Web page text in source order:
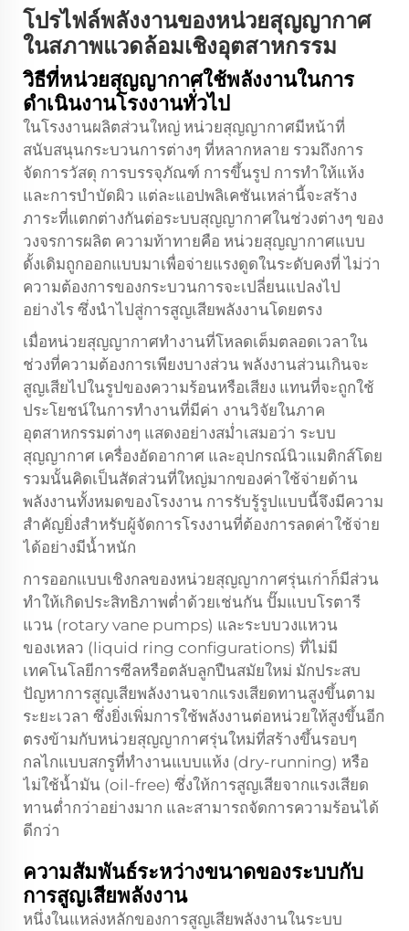
โปรไฟล์พลังงานของหน่วยสุญญากาศ
ในสภาพแวดล้อมเชิงอุตสาหกรรม
วิธีที่หน่วยสุญญากาศใช้พลังงานในการ
ดำเนินงานโรงงานทั่วไป
ในโรงงานผลิตส่วนใหญ่ หน่วยสุญญากาศมีหน้าที่
สนับสนุนกระบวนการต่างๆ ที่หลากหลาย รวมถึงการ
จัดการวัสดุ การบรรจุภัณฑ์ การขึ้นรูป การทำให้แห้ง
และการบำบัดผิว แต่ละแอปพลิเคชันเหล่านี้จะสร้าง
ภาระที่แตกต่างกันต่อระบบสุญญากาศในช่วงต่างๆ ของ
วงจรการผลิต ความท้าทายคือ หน่วยสุญญากาศแบบ
ดั้งเดิมถูกออกแบบมาเพื่อจ่ายแรงดูดในระดับคงที่ ไม่ว่า
ความต้องการของกระบวนการจะเปลี่ยนแปลงไป
อย่างไร ซึ่งนำไปสู่การสูญเสียพลังงานโดยตรง
เมื่อหน่วยสุญญากาศทำงานที่โหลดเต็มตลอดเวลาใน
ช่วงที่ความต้องการเพียงบางส่วน พลังงานส่วนเกินจะ
สูญเสียไปในรูปของความร้อนหรือเสียง แทนที่จะถูกใช้
ประโยชน์ในการทำงานที่มีค่า งานวิจัยในภาค
อุตสาหกรรมต่างๆ แสดงอย่างสม่ำเสมอว่า ระบบ
สุญญากาศ เครื่องอัดอากาศ และอุปกรณ์นิวแมติกส์โดย
รวมนั้นคิดเป็นสัดส่วนที่ใหญ่มากของค่าใช้จ่ายด้าน
พลังงานทั้งหมดของโรงงาน การรับรู้รูปแบบนี้จึงมีความ
สำคัญยิ่งสำหรับผู้จัดการโรงงานที่ต้องการลดค่าใช้จ่าย
ได้อย่างมีน้ำหนัก
การออกแบบเชิงกลของหน่วยสุญญากาศรุ่นเก่าก็มีส่วน
ทำให้เกิดประสิทธิภาพต่ำด้วยเช่นกัน ปั๊มแบบโรตารี
แวน (rotary vane pumps) และระบบวงแหวน
ของเหลว (liquid ring configurations) ที่ไม่มี
เทคโนโลยีการซีลหรือตลับลูกปืนสมัยใหม่ มักประสบ
ปัญหาการสูญเสียพลังงานจากแรงเสียดทานสูงขึ้นตาม
ระยะเวลา ซึ่งยิ่งเพิ่มการใช้พลังงานต่อหน่วยให้สูงขึ้นอีก
ตรงข้ามกับหน่วยสุญญากาศรุ่นใหม่ที่สร้างขึ้นรอบๆ
กลไกแบบสกรูที่ทำงานแบบแห้ง (dry-running) หรือ
ไม่ใช้น้ำมัน (oil-free) ซึ่งให้การสูญเสียจากแรงเสียด
ทานต่ำกว่าอย่างมาก และสามารถจัดการความร้อนได้
ดีกว่า
ความสัมพันธ์ระหว่างขนาดของระบบกับ
การสูญเสียพลังงาน
หนึ่งในแหล่งหลักของการสูญเสียพลังงานในระบบ